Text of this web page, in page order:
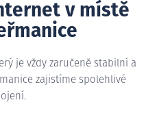
v místě
je vždy zaručeně stabilní a
zajistíme spolehlivé